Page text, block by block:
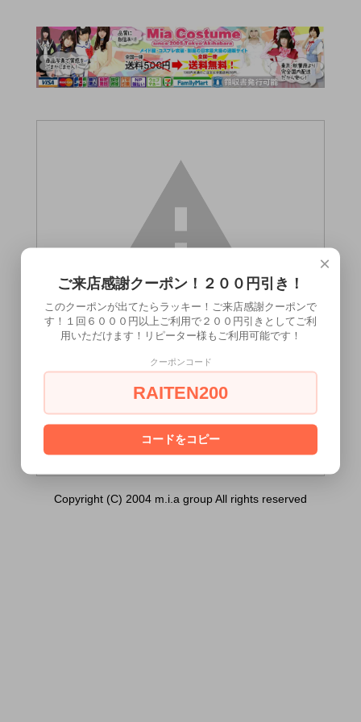
ブ M （100枚入り））は18歳未満の方に
[ はい ] [ いいえ ]
Copyright (C) 2004 m.i.a group All rights reserved
×
ご来店感謝クーポン！２００円引き！
このクーポンが出てたらラッキー！ご来店感謝クーポンで
す！１回６０００円以上ご利用で２００円引きとしてご利
用いただけます！リピーター様もご利用可能です！
クーポンコード
RAITEN200
コードをコピー